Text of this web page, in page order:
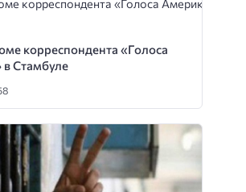
корреспондента «Голоса
Стамбуле